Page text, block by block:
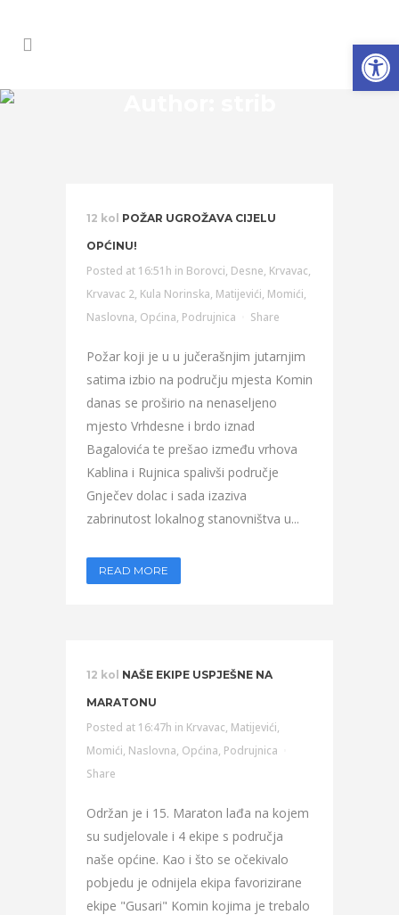
12 kol POŽAR UGROŽAVA CIJELU
OPĆINU!
Posted at 16:51h in Borovci, Desne, Krvavac,
Krvavac 2, Kula Norinska, Matijevići, Momići,
Naslovna, Općina, Podrujnica Share
Požar koji je u u jučerašnjim jutarnjim
satima izbio na području mjesta Komin
danas se proširio na nenaseljeno
mjesto Vrhdesne i brdo iznad
Bagalovića te prešao između vrhova
Kablina i Rujnica spalivši područje
Gnječev dolac i sada izaziva
zabrinutost lokalnog stanovništva u...
READ MORE
12 kol NAŠE EKIPE USPJEŠNE NA
MARATONU
Posted at 16:47h in Krvavac, Matijevići,
Momići, Naslovna, Općina, Podrujnica
Share
Održan je i 15. Maraton lađa na kojem
su sudjelovale i 4 ekipe s područja
naše općine. Kao i što se očekivalo
pobjedu je odnijela ekipa favorizirane
ekipe "Gusari" Komin kojima je trebalo